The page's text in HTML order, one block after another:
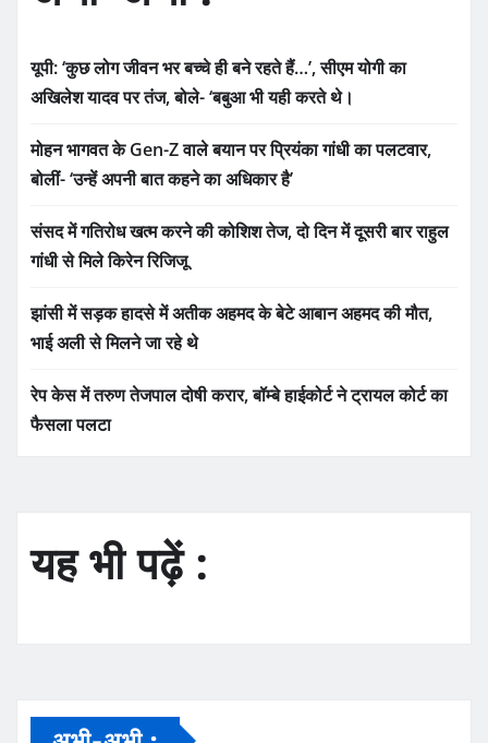
यूपी: ‘कुछ लोग जीवन भर बच्चे ही बने रहते हैं…’, सीएम योगी का
अखिलेश यादव पर तंज, बोले- ‘बबुआ भी यही करते थे।
मोहन भागवत के Gen-Z वाले बयान पर प्रियंका गांधी का पलटवार,
बोलीं- ‘उन्हें अपनी बात कहने का अधिकार है’
संसद में गतिरोध खत्म करने की कोशिश तेज, दो दिन में दूसरी बार राहुल
गांधी से मिले किरेन रिजिजू
झांसी में सड़क हादसे में अतीक अहमद के बेटे आबान अहमद की मौत,
भाई अली से मिलने जा रहे थे
रेप केस में तरुण तेजपाल दोषी करार, बॉम्बे हाईकोर्ट ने ट्रायल कोर्ट का
फैसला पलटा
यह भी पढ़ें :